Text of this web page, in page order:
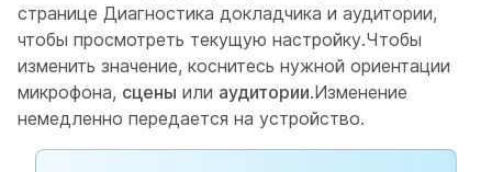
странице Диагностика докладчика и аудитории,
чтобы просмотреть текущую настройку.Чтобы
изменить значение, коснитесь нужной ориентации
микрофона, сцены или аудитории.Изменение
немедленно передается на устройство.